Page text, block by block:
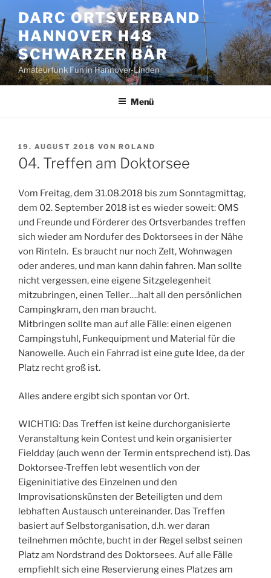
Inhalt
springen
DARC ORTSVERBAND
HANNOVER H48
SCHWARZER BÄR
Amateurfunk Fun in Hannover-Linden
Menü
VERÖFFENTLICHT
AM
19. AUGUST 2018 VON ROLAND
04. Treffen am Doktorsee
Vom Freitag, dem 31.08.2018 bis zum Sonntagmittag,
dem 02. September 2018 ist es wieder soweit: OMS
und Freunde und Förderer des Ortsverbandes treffen
sich wieder am Nordufer des Doktorsees in der Nähe
von Rinteln. Es braucht nur noch Zelt, Wohnwagen
oder anderes, und man kann dahin fahren. Man sollte
nicht vergessen, eine eigene Sitzgelegenheit
mitzubringen, einen Teller….halt all den persönlichen
Campingkram, den man braucht.
Mitbringen sollte man auf alle Fälle: einen eigenen
Campingstuhl, Funkequipment und Material für die
Nanowelle. Auch ein Fahrrad ist eine gute Idee, da der
Platz recht groß ist.
Alles andere ergibt sich spontan vor Ort.
WICHTIG: Das Treffen ist keine durchorganisierte
Veranstaltung kein Contest und kein organisierter
Fieldday (auch wenn der Termin entsprechend ist). Das
Doktorsee-Treffen lebt wesentlich von der
Eigeninitiative des Einzelnen und den
Improvisationskünsten der Beteiligten und dem
lebhaften Austausch untereinander. Das Treffen
basiert auf Selbstorganisation, d.h. wer daran
teilnehmen möchte, bucht in der Regel selbst seinen
Platz am Nordstrand des Doktorsees. Auf alle Fälle
empfiehlt sich eine Reservierung eines Platzes am